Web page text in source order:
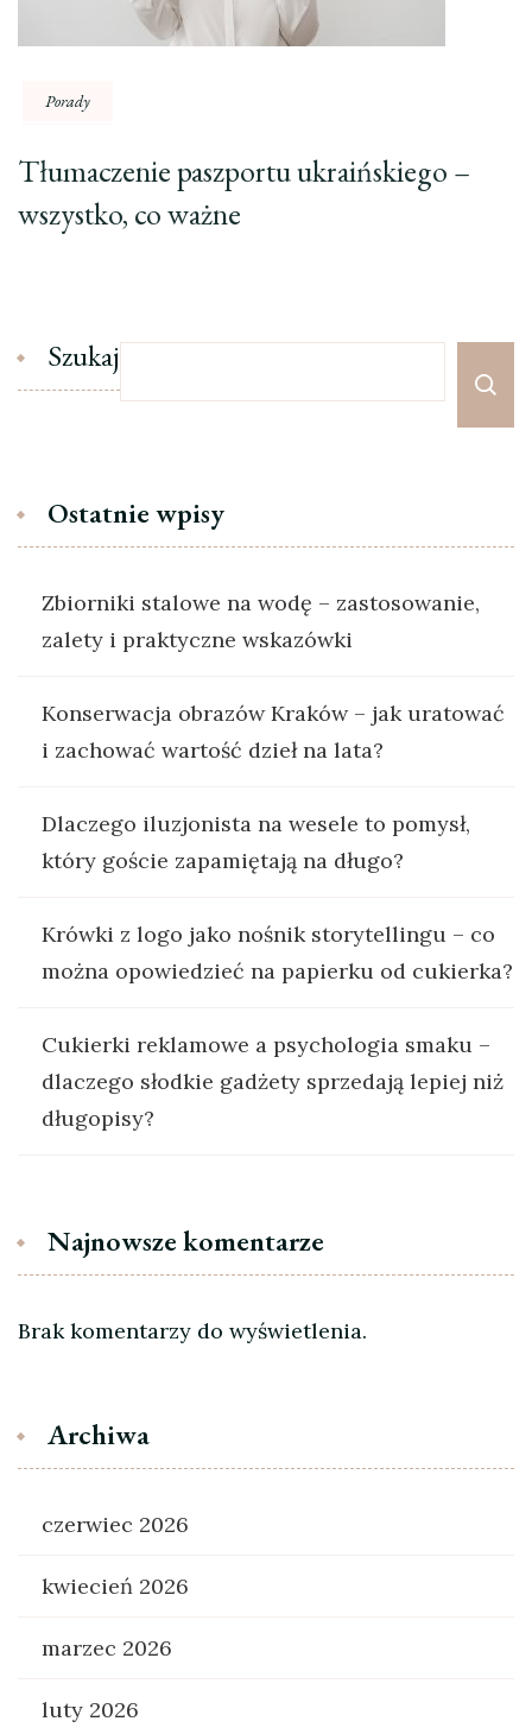
Porady
Tłumaczenie paszportu ukraińskiego –
wszystko, co ważne
Szukaj
Ostatnie wpisy
Zbiorniki stalowe na wodę – zastosowanie,
zalety i praktyczne wskazówki
Konserwacja obrazów Kraków – jak uratować
i zachować wartość dzieł na lata?
Dlaczego iluzjonista na wesele to pomysł,
który goście zapamiętają na długo?
Krówki z logo jako nośnik storytellingu – co
można opowiedzieć na papierku od cukierka?
Cukierki reklamowe a psychologia smaku –
dlaczego słodkie gadżety sprzedają lepiej niż
długopisy?
Najnowsze komentarze
Brak komentarzy do wyświetlenia.
Archiwa
czerwiec 2026
kwiecień 2026
marzec 2026
luty 2026